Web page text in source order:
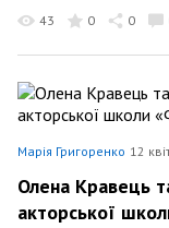
43 0 0
Марія Григоренко 12
Олена Кравець
акторської